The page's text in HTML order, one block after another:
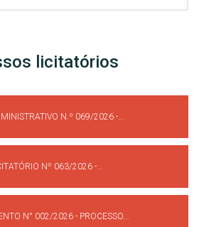
licitatórios
N.º 069/2026 -...
Nº 063/2026 -...
N° 002/2026 - PROCESSO...